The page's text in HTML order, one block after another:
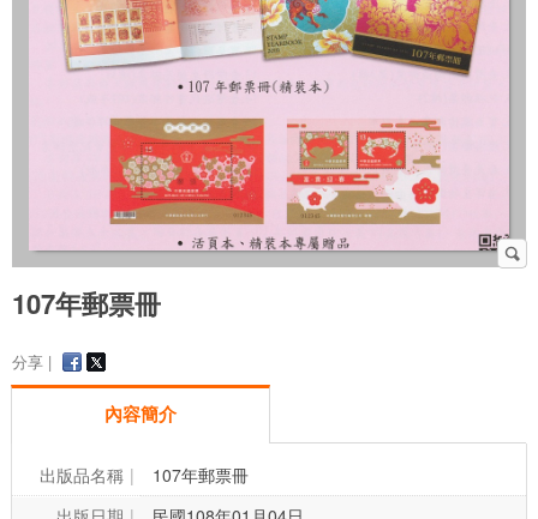
107年郵票冊
分享 |
內容簡介
出版品名稱
107年郵票冊